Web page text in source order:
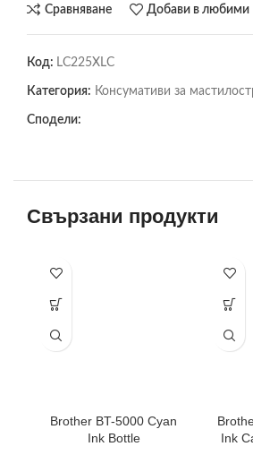
Сравняване Добави в любими
Код: LC225XLC
Категория: Консумативи за
Сподели:
Свързани продукти
Brother BT-5000 Cyan
Ink Bottle
Ink